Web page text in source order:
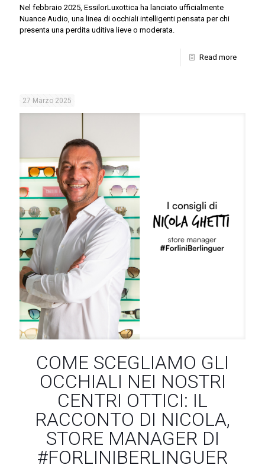
Nel febbraio 2025, EssilorLuxottica ha lanciato ufficialmente
Nuance Audio, una linea di occhiali intelligenti pensata per chi
presenta una perdita uditiva lieve o moderata.
Read more
27 Marzo 2025
COME SCEGLIAMO GLI
OCCHIALI NEI NOSTRI
CENTRI OTTICI: IL
RACCONTO DI NICOLA,
STORE MANAGER DI
#FORLINIBERLINGUER